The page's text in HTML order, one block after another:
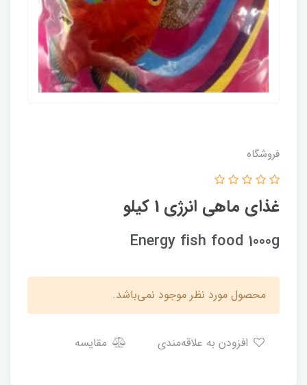
فروشگاه
غذای ماهی انرژی 1 کیلو
Energy fish food 1000g
محصول مورد نظر موجود نمی‌باشد.
مقایسه